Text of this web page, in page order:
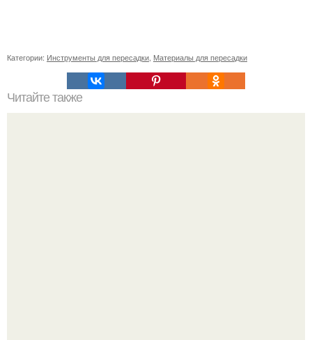
Категории: Инструменты для пересадки Материалы для пересадки
Читайте также